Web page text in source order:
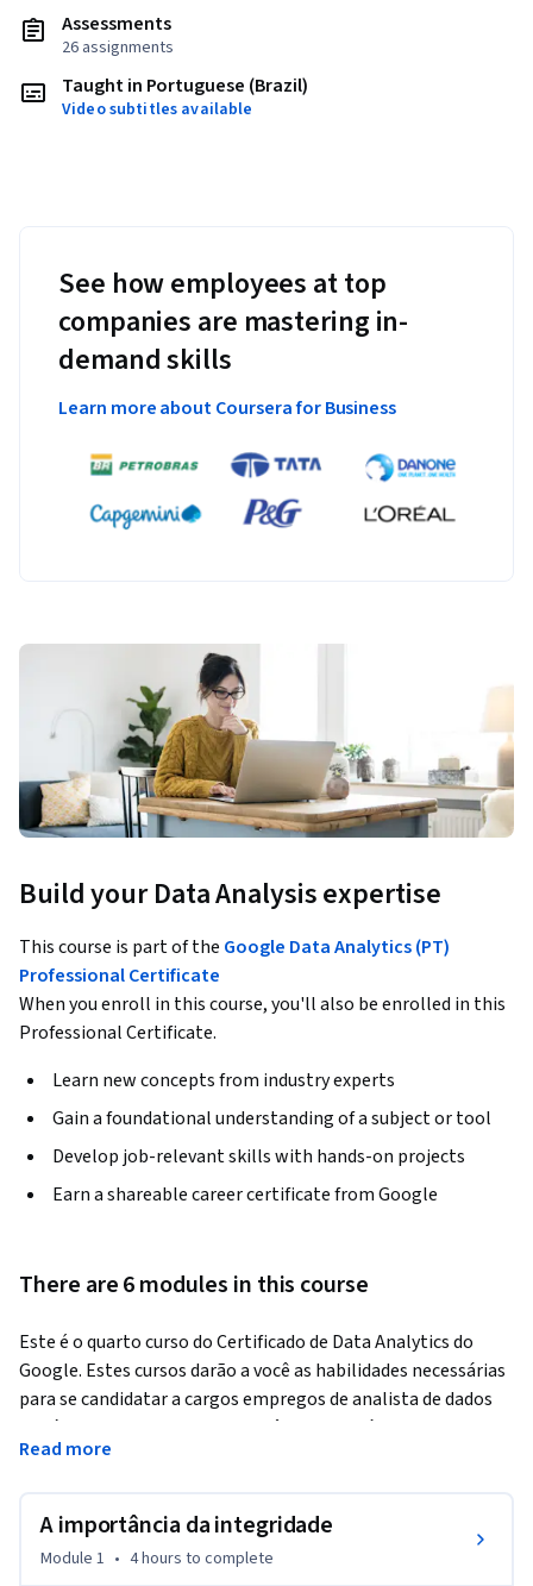
Assessments
26 assignments
Taught in Portuguese (Brazil)
Video subtitles available
See how employees at top
companies are mastering in-
demand skills
Learn more about Coursera for Business
Build your Data Analysis expertise
This course is part of the Google Data Analytics (PT)
Professional Certificate
When you enroll in this course, you'll also be enrolled in this
Professional Certificate.
Learn new concepts from industry experts
Gain a foundational understanding of a subject or tool
Develop job-relevant skills with hands-on projects
Earn a shareable career certificate from Google
There are 6 modules in this course
Este é o quarto curso do Certificado de Data Analytics do
Google. Estes cursos darão a você as habilidades necessárias
para se candidatar a cargos empregos de analista de dados
de nível inicial. Neste curso, você continuará a ampliar seu
conhecimento sobre Data Analytics e os conceitos e
Você aprenderá como checar e limpar os dados usando
planilhas e SQL, além de verificar e gerar relatórios dos
resultados da limpeza de dados. Os analistas de dados do
Read more
A importância da integridade
Module 1 • 4 hours to complete